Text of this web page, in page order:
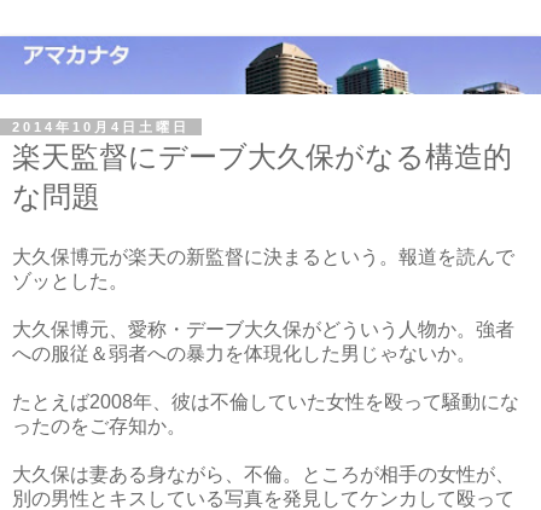
2014年10月4日土曜日
楽天監督にデーブ大久保がなる構造的
な問題
大久保博元が楽天の新監督に決まるという。報道を読んで
ゾッとした。
大久保博元、愛称・デーブ大久保がどういう人物か。強者
への服従＆弱者への暴力を体現化した男じゃないか。
たとえば2008年、彼は不倫していた女性を殴って騒動にな
ったのをご存知か。
大久保は妻ある身ながら、不倫。ところが相手の女性が、
別の男性とキスしている写真を発見してケンカして殴って